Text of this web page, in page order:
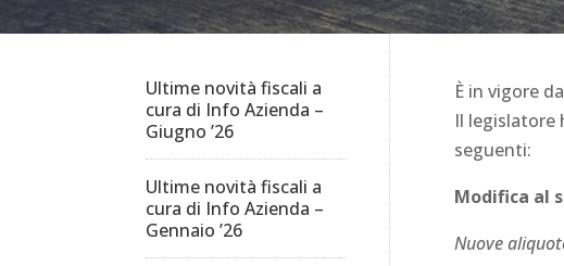
Ultime novità fiscali a
cura di Info Azienda –
Giugno ’26
Ultime novità fiscali a
cura di Info Azienda –
Gennaio ’26
È in vigore
Il legislatore
seguenti:
Modifica al
Nuove